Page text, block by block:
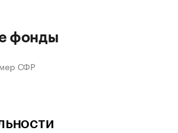
фонды
СФР